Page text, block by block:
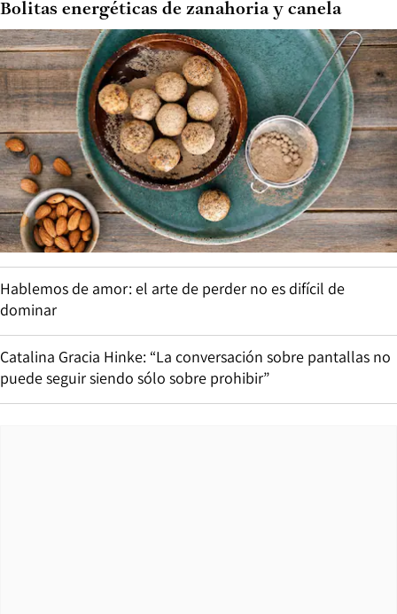
Bolitas energéticas de zanahoria y canela
Hablemos de amor: el arte de perder no es difícil de
dominar
Catalina Gracia Hinke: “La conversación sobre pantallas no
puede seguir siendo sólo sobre prohibir”